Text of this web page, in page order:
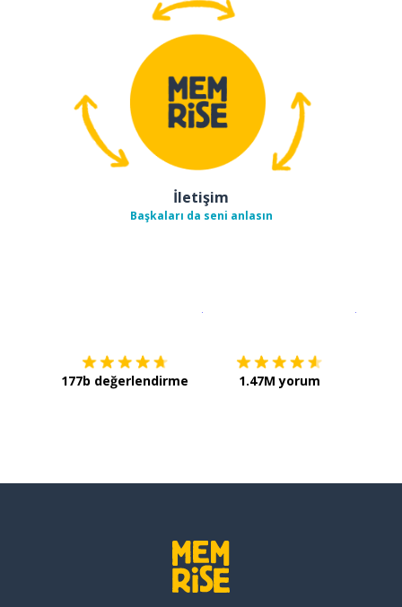
İletişim
Başkaları da seni anlasın
177b değerlendirme 1.47M yorum